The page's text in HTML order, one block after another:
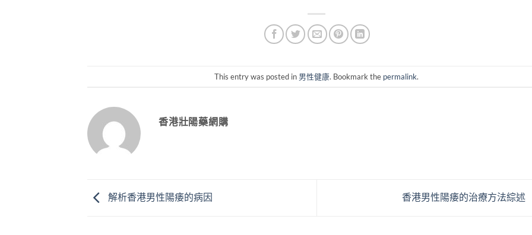
This entry was posted in 男性健康. Bookmark the permalink.
香港壯陽藥網購
解析香港男性陽痿的病因 香港男性陽痿的治療方法綜述